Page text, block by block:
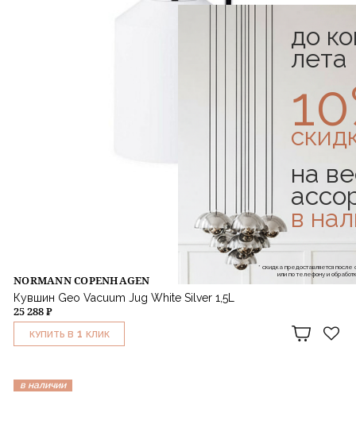
NORMANN COPENHAGEN
Кувшин Geo Vacuum Jug White Silver 1,5L
25 288 ₽
КУПИТЬ В 1 КЛИК
в наличии
до
лета
на
в
* скидка предоставляется
или по телефону и